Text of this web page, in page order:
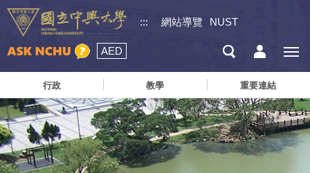
::: 網站導覽 NUST
AED
行政 教學 重要連結